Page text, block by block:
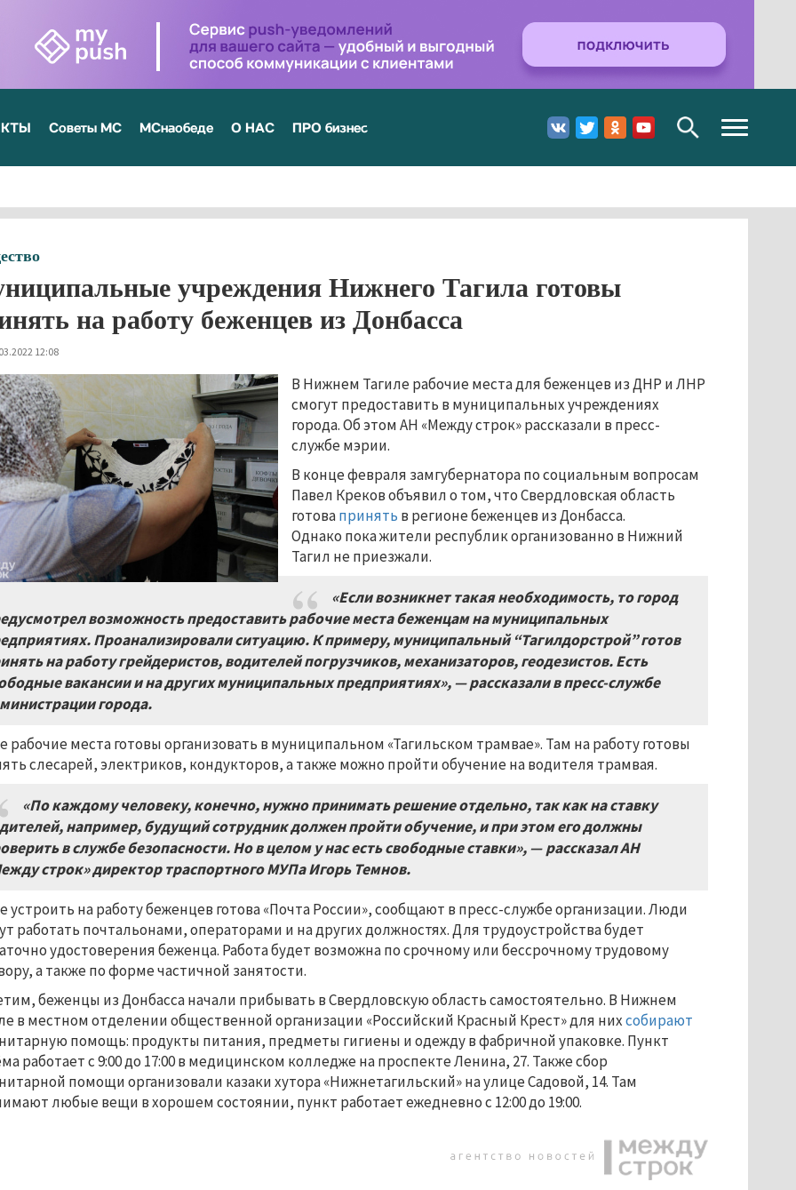
Советы МС МСнаобеде О НАС ПРО бизнес
Toggle
navigation
учреждения Нижнего Тагила готовы
на работу беженцев из Донбасса
12:08
В Нижнем Тагиле рабочие места для беженцев из ДНР и ЛНР
смогут предоставить в муниципальных учреждениях
города. Об этом АН «Между строк» рассказали в пресс-
службе мэрии.
В конце февраля замгубернатора по социальным вопросам
Павел Креков объявил о том, что Свердловская область
готовапринять в регионе беженцев из Донбасса.
Однако пока жители республик организованно в Нижний
Тагил не приезжали.
«Если возникнет такая необходимость, то город
возможность предоставить рабочие места беженцам на муниципальных
Проанализировали ситуацию. К примеру, муниципальный “Тагилдорстрой” готов
на работу грейдеристов, водителей погрузчиков, механизаторов, геодезистов. Есть
вакансии и на других муниципальных предприятиях», — рассказали в пресс-службе
города.
рабочие места готовы организовать в муниципальном «Тагильском трамвае». Там на работу готовы
слесарей, электриков, кондукторов, а также можно пройти обучение на водителя трамвая.
«По каждому человеку, конечно, нужно принимать решение отдельно, так как на ставку
например, будущий сотрудник должен пройти обучение, и при этом его должны
в службе безопасности. Но в целом у нас есть свободные ставки», —рассказал АН
строк» директор траспортного МУПа Игорь Темнов.
устроить на работу беженцев готова «Почта России», сообщают в пресс-службе организации. Люди
работать почтальонами, операторами и на других должностях. Для трудоустройства будет
удостоверения беженца. Работа будет возможна по срочному или бессрочному трудовому
а также по форме частичной занятости.
беженцы из Донбасса начали прибывать в Свердловскую область самостоятельно. В Нижнем
в местном отделении общественной организации «Российский Красный Крест» для нихсобирают
помощь: продукты питания, предметы гигиены и одежду в фабричной упаковке. Пункт
работает с 9:00 до 17:00 в медицинском колледже на проспекте Ленина, 27. Также сбор
помощи организовали казаки хутора «Нижнетагильский» на улице Садовой, 14. Там
любые вещи в хорошем состоянии, пункт работает ежедневно с 12:00 до 19:00.